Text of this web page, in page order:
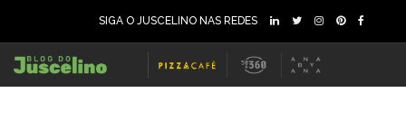
SIGA O JUSCELINO NAS REDES